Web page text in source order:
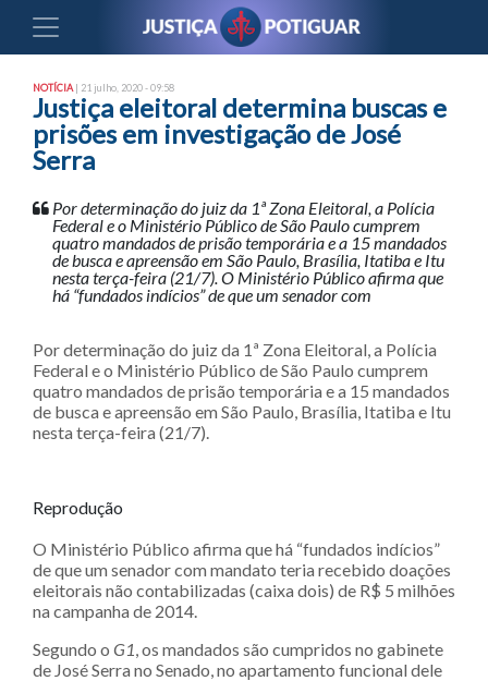
NOTÍCIA | 21 julho, 2020 - 09:58
Justiça eleitoral determina buscas e
prisões em investigação de José
Serra
Por determinação do juiz da 1ª Zona Eleitoral, a Polícia
Federal e o Ministério Público de São Paulo cumprem
quatro mandados de prisão temporária e a 15 mandados
de busca e apreensão em São Paulo, Brasília, Itatiba e Itu
nesta terça-feira (21/7). O Ministério Público afirma que
há “fundados indícios” de que um senador com
Por determinação do juiz da 1ª Zona Eleitoral, a Polícia
Federal e o Ministério Público de São Paulo cumprem
quatro mandados de prisão temporária e a 15 mandados
de busca e apreensão em São Paulo, Brasília, Itatiba e Itu
nesta terça-feira (21/7).
Reprodução
O Ministério Público afirma que há “fundados indícios”
de que um senador com mandato teria recebido doações
eleitorais não contabilizadas (caixa dois) de R$ 5 milhões
na campanha de 2014.
Segundo o G1, os mandados são cumpridos no gabinete
de José Serra no Senado, no apartamento funcional dele